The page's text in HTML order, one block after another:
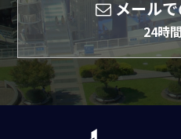
メール
24時